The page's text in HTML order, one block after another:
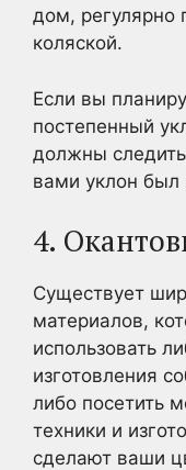
дом, регулярно
коляской.
Если вы
постепенный
должны
вами уклон был
4.
Существует
материалов,
использовать
изготовления
либо посетить
техники и
сделают ваши